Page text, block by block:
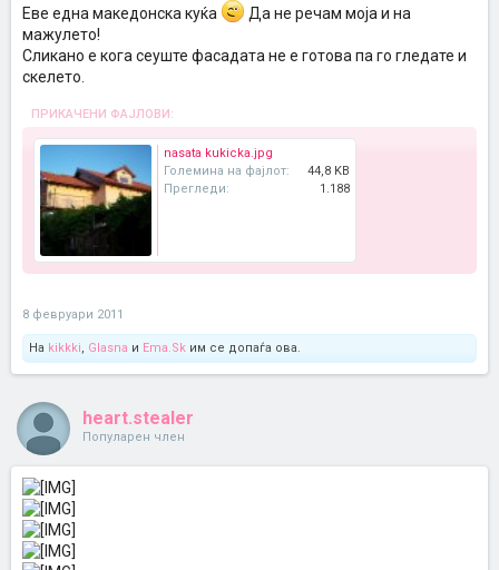
Еве една македонска куќа
Да не речам моја и на
мажулето!
Сликано е кога сеуште фасадата не е готова па го гледате и
скелето.
ПРИКАЧЕНИ ФАЈЛОВИ:
nasata kukicka.jpg
Големина на фајлот:
44,8 KB
Прегледи:
1.188
8 февруари 2011
На kikkki, Glasna и Ema.Sk им се допаѓа ова.
heart.stealer
Популарен член